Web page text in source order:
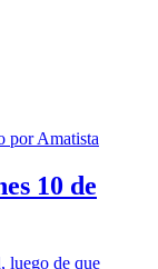
10 de